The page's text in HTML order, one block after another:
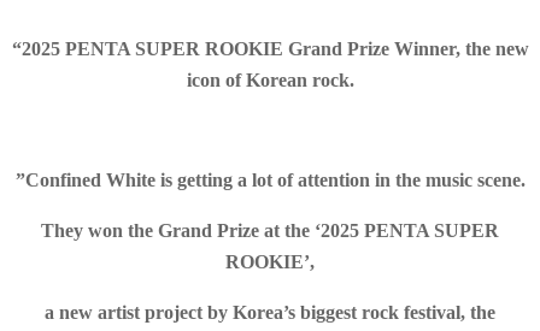
“2025 PENTA SUPER ROOKIE Grand Prize Winner, the new
icon of Korean rock.
”Confined White is getting a lot of attention in the music scene.
They won the Grand Prize at the ‘2025 PENTA SUPER
ROOKIE’,
a new artist project by Korea’s biggest rock festival, the